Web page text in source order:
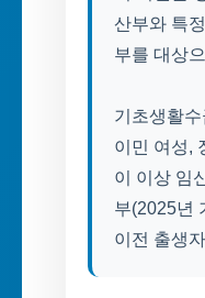
산부와 특
부를 대상
기초생활
이민 여성,
이 이상 임
부(2025년
이전 출생